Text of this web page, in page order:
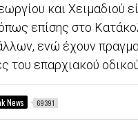
και Χειμαδιού
επίσης στο
ενώ έχουν
του επαρχιακού
News 69391